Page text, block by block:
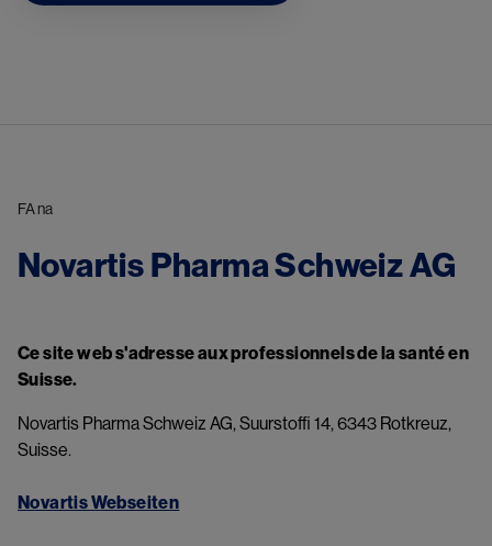
FA na
Novartis Pharma Schweiz AG
Ce site web s'adresse aux professionnels de la santé en
Suisse.
Novartis Pharma Schweiz AG, Suurstoffi 14, 6343 Rotkreuz,
Suisse.
Novartis Webseiten​